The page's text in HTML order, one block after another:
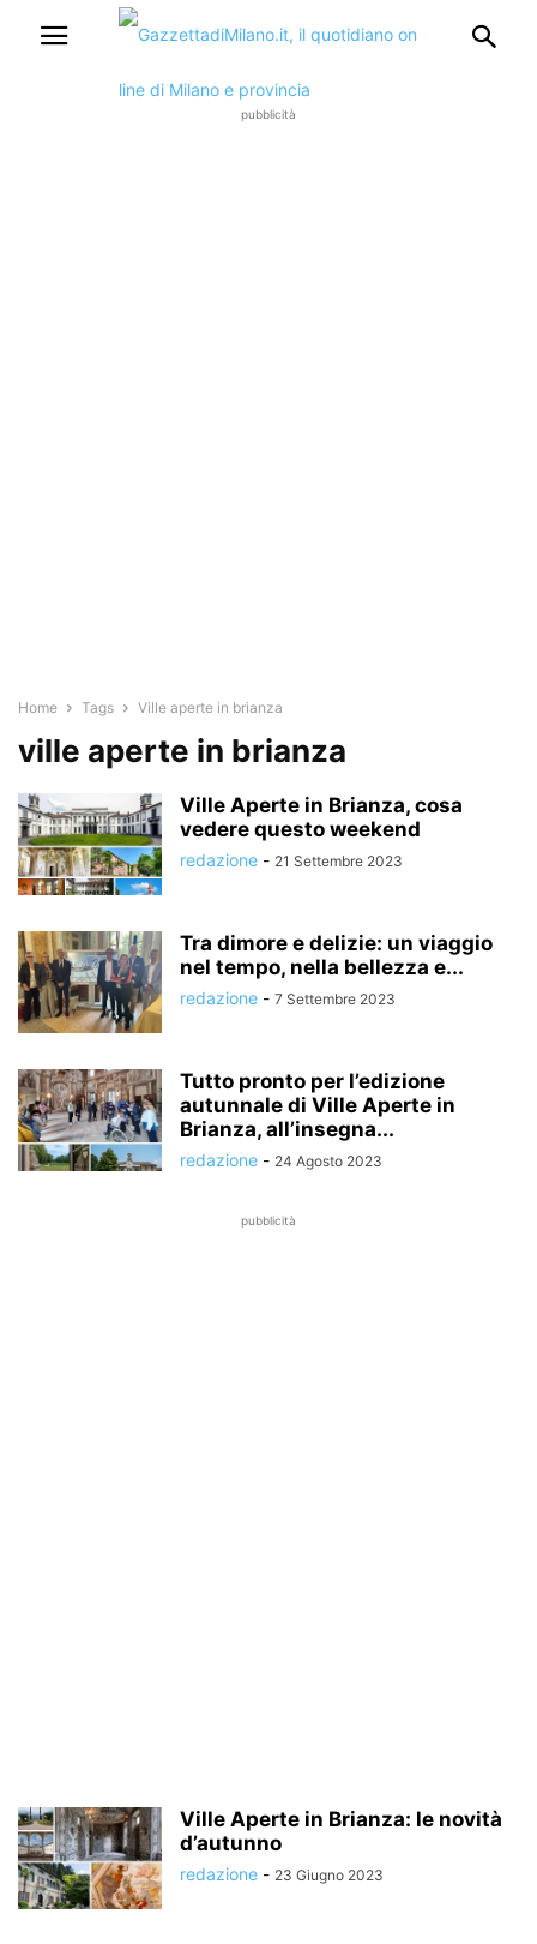
pubblicità
Home Tags Ville aperte in brianza
ville aperte in brianza
Ville Aperte in Brianza, cosa
vedere questo weekend
redazione - 21 Settembre 2023
Tra dimore e delizie: un viaggio
nel tempo, nella bellezza e...
redazione - 7 Settembre 2023
Tutto pronto per l’edizione
autunnale di Ville Aperte in
Brianza, all’insegna...
redazione - 24 Agosto 2023
pubblicità
Ville Aperte in Brianza: le novità
d’autunno
redazione - 23 Giugno 2023